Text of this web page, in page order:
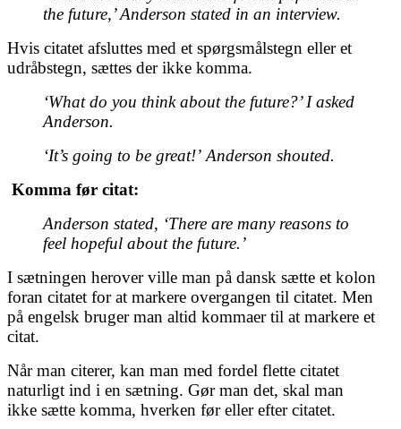
the future,’Anderson stated in an interview.
Hvis citatet afsluttes med et spørgsmålstegn eller et
udråbstegn, sættes der ikke komma.
‘What do you think about the future?’I asked
Anderson.
‘It’s going to be great!’ Anderson shouted.
Komma før citat:
Anderson stated, ‘There are many reasons to
feel hopeful about the future.’
I sætningen herover ville man på dansk sætte et kolon
foran citatet for at markere overgangen til citatet. Men
på engelsk bruger man altid kommaer til at markere et
citat.
Når man citerer, kan man med fordel flette citatet
naturligt ind i en sætning. Gør man det, skal man
ikke sætte komma, hverken før eller efter citatet.